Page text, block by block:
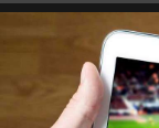
клуба